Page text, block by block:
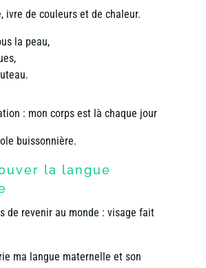
ivre de couleurs et de chaleur.
la peau,
: mon corps est là chaque jour
buissonnière.
la langue
de revenir au monde : visage fait
ma langue maternelle et son